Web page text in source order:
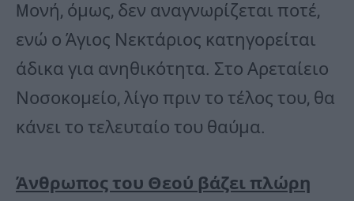
Mονή, όμως, δεν αναγνωρίζεται ποτέ,
ενώ ο Άγιος Νεκτάριος κατηγορείται
άδικα για ανηθικότητα. Στο Αρεταίειο
Νοσοκομείο, λίγο πριν το τέλος του, θα
κάνει το τελευταίο του θαύμα.
Άνθρωπος του Θεού βάζει πλώρη